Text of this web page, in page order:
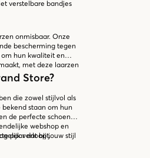
verstelbare bandjes
onmisbaar. Onze
bescherming tegen
om hun kwaliteit en
met deze laarzen
Store?
die zowel stijlvol als
staan om hun
de perfecte schoenen
webshop en
verloopt.
paar dat bij jouw stijl